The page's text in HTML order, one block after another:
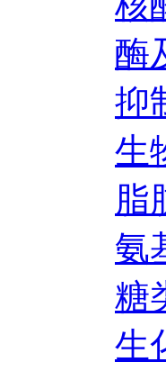
酶
抑
生
脂
氨
糖
生